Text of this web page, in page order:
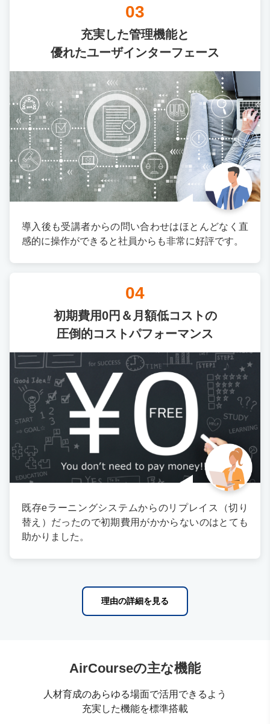
03
充実した管理機能と
優れたユーザインターフェース
導入後も受講者からの問い合わせはほとんどなく直
感的に操作ができると社員からも非常に好評です。
04
初期費用0円＆月額低コストの
圧倒的コストパフォーマンス
既存eラーニングシステムからのリプレイス（切り
替え）だったので初期費用がかからないのはとても
助かりました。
理由の詳細を見る
AirCourseの主な機能
人材育成のあらゆる場面で活用できるよう
充実した機能を標準搭載